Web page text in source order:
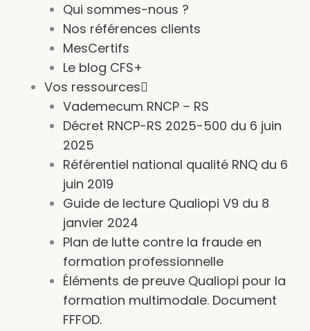
Qui sommes-nous ?
Nos références clients
MesCertifs
Le blog CFS+
Vos ressources
Vademecum RNCP – RS
Décret RNCP-RS 2025-500 du 6 juin
2025
Référentiel national qualité RNQ du 6
juin 2019
Guide de lecture Qualiopi V9 du 8
janvier 2024
Plan de lutte contre la fraude en
formation professionnelle
Éléments de preuve Qualiopi pour la
formation multimodale. Document
FFFOD.